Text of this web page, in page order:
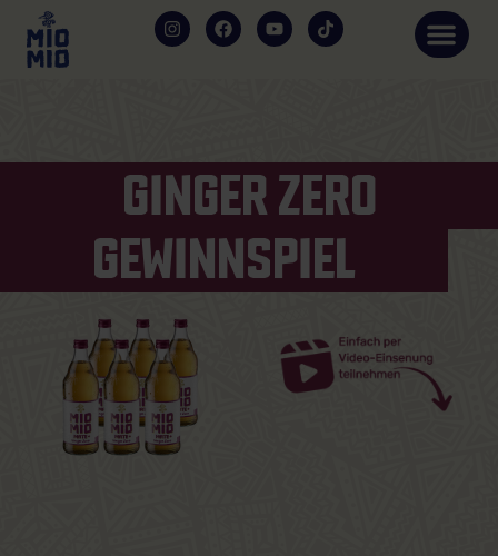
GINGER ZERO
GEWINNSPIEL